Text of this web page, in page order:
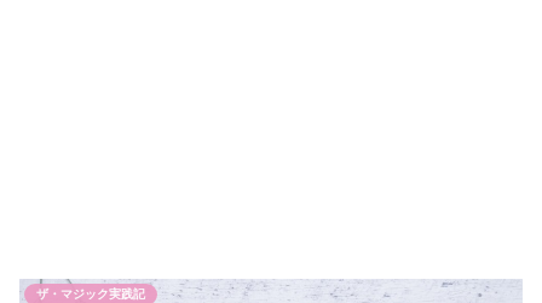
ザ・マジック実践記